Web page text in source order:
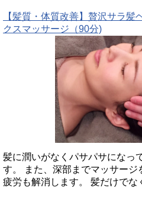
【髪質・体質改善】贅沢サラ髪
クスマッサージ（90分)
髪に潤いがなくパサパサになっ
す。 また、深部までマッサー
疲労も解消します。 髪だけでな